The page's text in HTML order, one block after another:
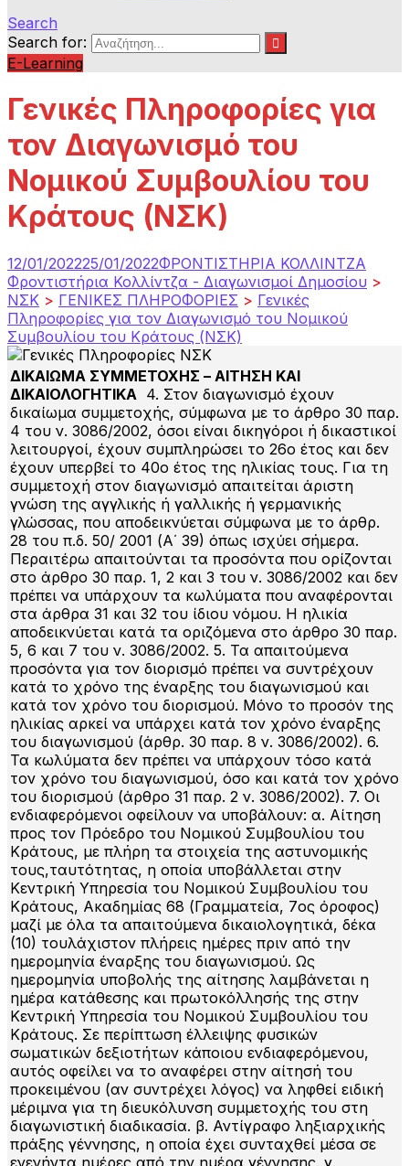
Search
Search for:
E-Learning
Γενικές Πληροφορίες για
τον Διαγωνισμό του
Νομικού Συμβουλίου του
Κράτους (ΝΣΚ)
12/01/202225/01/2022ΦΡΟΝΤΙΣΤΗΡΙΑ ΚΟΛΛΙΝΤΖΑ
Φροντιστήρια Κολλίντζα - Διαγωνισμοί Δημοσίου >
ΝΣΚ > ΓΕΝΙΚΕΣ ΠΛΗΡΟΦΟΡΙΕΣ > Γενικές
Πληροφορίες για τον Διαγωνισμό του Νομικού
Συμβουλίου του Κράτους (ΝΣΚ)
ΔΙΚΑΙΩΜΑ ΣΥΜΜΕΤΟΧΗΣ – ΑΙΤΗΣΗ ΚΑΙ
ΔΙΚΑΙΟΛΟΓΗΤΙΚΑ 4. Στον διαγωνισμό έχουν
δικαίωμα συμμετοχής, σύμφωνα με το άρθρο 30 παρ.
4 του ν. 3086/2002, όσοι είναι δικηγόροι ή δικαστικοί
λειτουργοί, έχουν συμπληρώσει το 26ο έτος και δεν
έχουν υπερβεί το 40ο έτος της ηλικίας τους. Για τη
συμμετοχή στον διαγωνισμό απαιτείται άριστη
γνώση της αγγλικής ή γαλλικής ή γερμανικής
γλώσσας, που αποδεικνύεται σύμφωνα με το άρθρ.
28 του π.δ. 50/ 2001 (Α΄ 39) όπως ισχύει σήμερα.
Περαιτέρω απαιτούνται τα προσόντα που ορίζονται
στο άρθρο 30 παρ. 1, 2 και 3 του ν. 3086/2002 και δεν
πρέπει να υπάρχουν τα κωλύματα που αναφέρονται
στα άρθρα 31 και 32 του ίδιου νόμου. Η ηλικία
αποδεικνύεται κατά τα οριζόμενα στο άρθρο 30 παρ.
5, 6 και 7 του ν. 3086/2002. 5. Τα απαιτούμενα
προσόντα για τον διορισμό πρέπει να συντρέχουν
κατά το χρόνο της έναρξης του διαγωνισμού και
κατά τον χρόνο του διορισμού. Μόνο το προσόν της
ηλικίας αρκεί να υπάρχει κατά τον χρόνο έναρξης
του διαγωνισμού (άρθρ. 30 παρ. 8 ν. 3086/2002). 6.
Τα κωλύματα δεν πρέπει να υπάρχουν τόσο κατά
τον χρόνο του διαγωνισμού, όσο και κατά τον χρόνο
του διορισμού (άρθρο 31 παρ. 2 ν. 3086/2002). 7. Οι
ενδιαφερόμενοι οφείλουν να υποβάλουν: α. Αίτηση
προς τον Πρόεδρο του Νομικού Συμβουλίου του
Κράτους, με πλήρη τα στοιχεία της αστυνομικής
τους,ταυτότητας, η οποία υποβάλλεται στην
Κεντρική Υπηρεσία του Νομικού Συμβουλίου του
Κράτους, Ακαδημίας 68 (Γραμματεία, 7ος όροφος)
μαζί με όλα τα απαιτούμενα δικαιολογητικά, δέκα
(10) τουλάχιστον πλήρεις ημέρες πριν από την
ημερομηνία έναρξης του διαγωνισμού. Ως
ημερομηνία υποβολής της αίτησης λαμβάνεται η
ημέρα κατάθεσης και πρωτοκόλλησής της στην
Κεντρική Υπηρεσία του Νομικού Συμβουλίου του
Κράτους. Σε περίπτωση έλλειψης φυσικών
σωματικών δεξιοτήτων κάποιου ενδιαφερόμενου,
αυτός οφείλει να το αναφέρει στην αίτησή του
προκειμένου (αν συντρέχει λόγος) να ληφθεί ειδική
μέριμνα για τη διευκόλυνση συμμετοχής του στη
διαγωνιστική διαδικασία. β. Αντίγραφο ληξιαρχικής
πράξης γέννησης, η οποία έχει συνταχθεί μέσα σε
ενενήντα ημέρες από την ημέρα γέννησης. γ.